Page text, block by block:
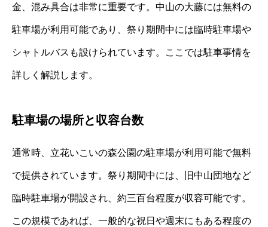
金、混み具合は非常に重要です。中山の大藤には無料の
駐車場が利用可能であり、祭り期間中には臨時駐車場や
シャトルバスも設けられています。ここでは駐車事情を
詳しく解説します。
駐車場の場所と収容台数
通常時、立花いこいの森公園の駐車場が利用可能で無料
で提供されています。祭り期間中には、旧中山団地など
臨時駐車場が開設され、約三百台程度が収容可能です。
この規模であれば、一般的な祝日や週末にもある程度の